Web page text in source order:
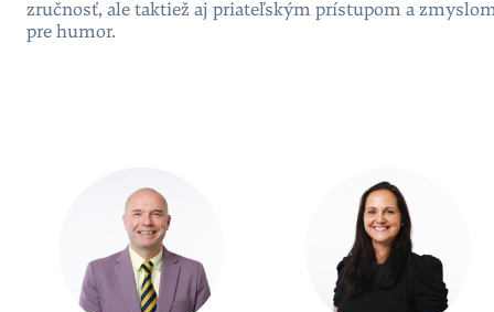
zručnosť, ale taktiež aj priateľským prístupom a
pre humor.